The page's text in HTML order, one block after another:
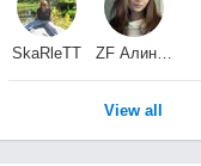
SkaRleTT
ZF Алина Перрон
View all